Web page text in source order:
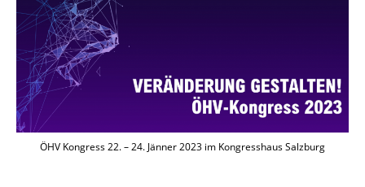
ÖHV Kongress 22. – 24. Jänner 2023 im Kongresshaus Salzburg